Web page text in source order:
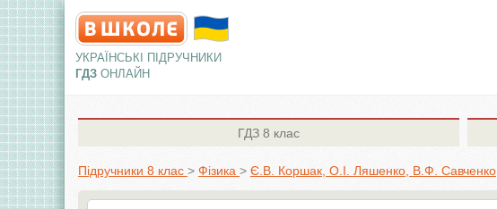
УКРАЇНСЬКІ ПІДРУЧНИКИ
ГДЗ ОНЛАЙН
ГДЗ 8 клас
Підручники 8 клас > Фізика > Є.В. Коршак, О.І. Ляшенко, В.Ф. Савченко